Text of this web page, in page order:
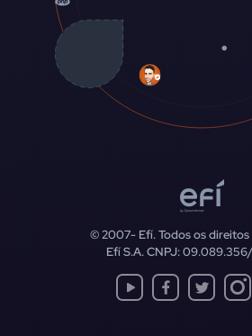
© 2007-Efí. Todos os direitos
Efí S.A. CNPJ: